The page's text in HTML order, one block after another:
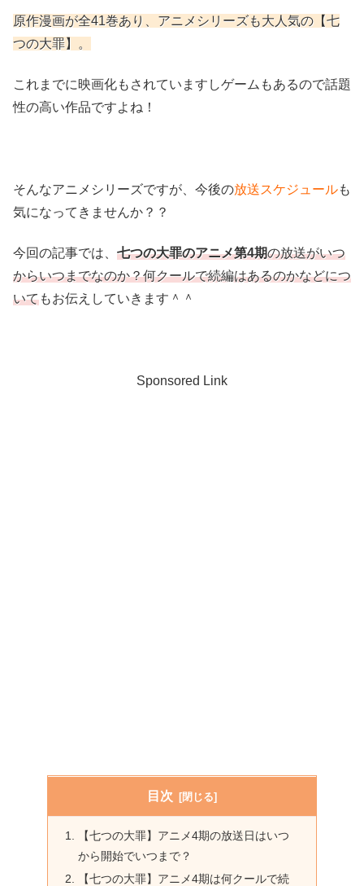
原作漫画が全41巻あり、アニメシリーズも大人気の【七
つの大罪】。
これまでに映画化もされていますしゲームもあるので話題
性の高い作品ですよね！
そんなアニメシリーズですが、今後の放送スケジュールも
気になってきませんか？？
今回の記事では、 七つの大罪のアニメ第4期の放送がいつ
からいつまでなのか？何クールで続編はあるのかなどにつ
いてもお伝えしていきます＾＾
Sponsored Link
目次
【七つの大罪】アニメ4期の放送日はいつ
から開始でいつまで？
【七つの大罪】アニメ4期は何クールで続